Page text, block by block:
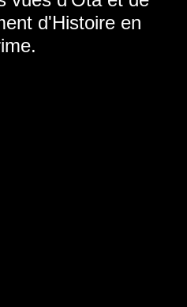
d'Histoire en